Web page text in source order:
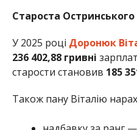
Староста
У 2025 році Доронюк
236 402,88 гривні
старости становив 185
Також пану Віталію